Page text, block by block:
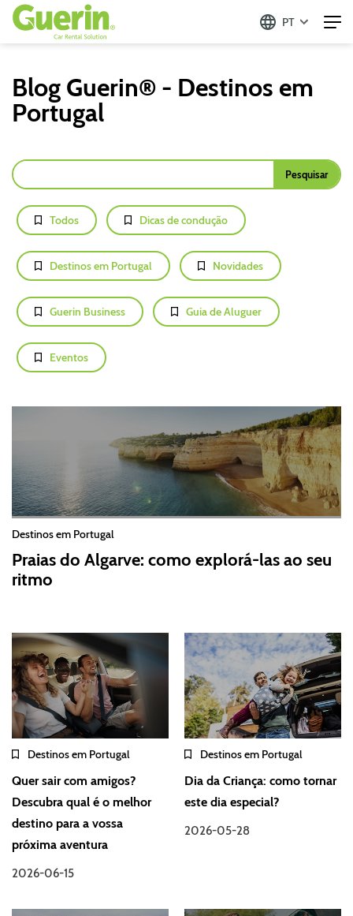
PT
Blog Guerin® - Destinos em
Portugal
Todos Dicas de condução
Destinos em Portugal Novidades
Guerin Business Guia de Aluguer
Eventos
Destinos em Portugal
Praias do Algarve: como explorá-las ao seu
ritmo
Destinos em Portugal
Quer sair com amigos?
Descubra qual é o melhor
destino para a vossa
próxima aventura
2026-06-15
Destinos em Portugal
Dia da Criança: como tornar
este dia especial?
2026-05-28